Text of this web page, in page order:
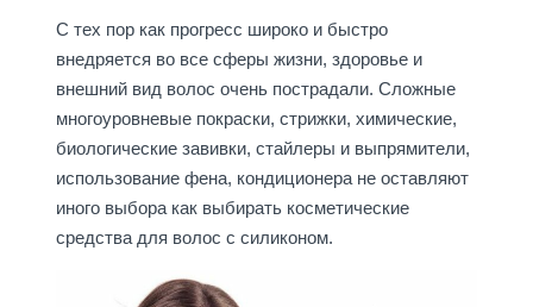
С тех пор как прогресс широко и быстро
внедряется во все сферы жизни, здоровье и
внешний вид волос очень пострадали. Сложные
многоуровневые покраски, стрижки, химические,
биологические завивки, стайлеры и выпрямители,
использование фена, кондиционера не оставляют
иного выбора как выбирать косметические
средства для волос с силиконом.